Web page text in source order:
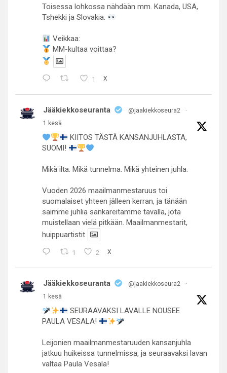
Toisessa lohkossa nähdään mm. Kanada, USA,
Tshekki ja Slovakia.
Veikkaa:
MM-kultaa voittaa?
1 X
Jääkiekkoseuranta @jaakiekkoseura2
·
1 kesä
KIITOS TÄSTÄ KANSANJUHLASTA,
SUOMI!
Mikä ilta. Mikä tunnelma. Mikä yhteinen juhla.
Vuoden 2026 maailmanmestaruus toi
suomalaiset yhteen jälleen kerran, ja tänään
saimme juhlia sankareitamme tavalla, jota
muistellaan vielä pitkään. Maailmanmestarit,
huippuartistit
1 2 X
Jääkiekkoseuranta @jaakiekkoseura2
·
1 kesä
SEURAAVAKSI LAVALLE NOUSEE
PAULA VESALA!
Leijonien maailmanmestaruuden kansanjuhla
jatkuu huikeissa tunnelmissa, ja seuraavaksi lavan
valtaa Paula Vesala!